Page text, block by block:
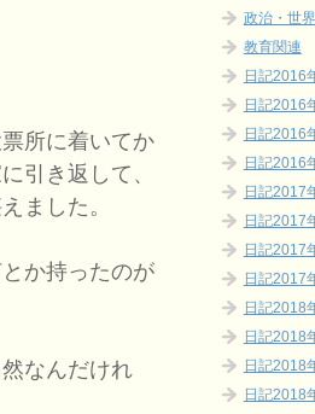
所に着いてか
引き返して、
ました。
か持ったのが
なんだけれ
政治・世
教育関連
日記2016
日記2016
日記2016
日記2016
日記2017
日記2017
日記2017
日記2017
日記2018
日記2018
日記2018
日記2018